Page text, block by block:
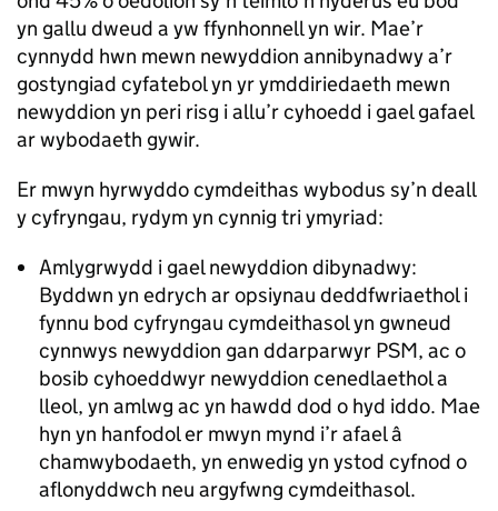
yn gallu dweud a yw ffynhonnell yn wir. Mae’r
cynnydd hwn mewn newyddion annibynadwy a’r
gostyngiad cyfatebol yn yr ymddiriedaeth mewn
newyddion yn peri risg i allu’r cyhoedd i gael gafael
ar wybodaeth gywir.
Er mwyn hyrwyddo cymdeithas wybodus sy’n deall
y cyfryngau, rydym yn cynnig tri ymyriad:
Amlygrwydd i gael newyddion dibynadwy:
Byddwn yn edrych ar opsiynau deddfwriaethol i
fynnu bod cyfryngau cymdeithasol yn gwneud
cynnwys newyddion gan ddarparwyr PSM, ac o
bosib cyhoeddwyr newyddion cenedlaethol a
lleol, yn amlwg ac yn hawdd dod o hyd iddo. Mae
hyn yn hanfodol er mwyn mynd i’r afael â
chamwybodaeth, yn enwedig yn ystod cyfnod o
aflonyddwch neu argyfwng cymdeithasol.